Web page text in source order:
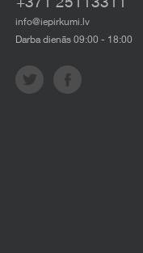
+371 25113311
info@iepirkumi.lv
Darba dienās 09:00 - 18:00